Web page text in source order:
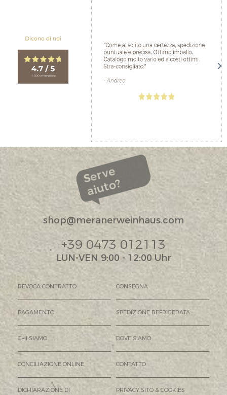
Serve
aiuto?
shop@meranerweinhaus.com
+39 0473 012113
LUN-VEN 9:00 - 12:00 Uhr
REVOCA CONTRATTO CONSEGNA
PAGAMENTO SPEDIZIONE REFRIGERATA
CHI SIAMO DOVE SIAMO
CONCILIAZIONE ONLINE CONTATTO
DICHIARAZIONE DI PRIVACY SITO & COOKIES